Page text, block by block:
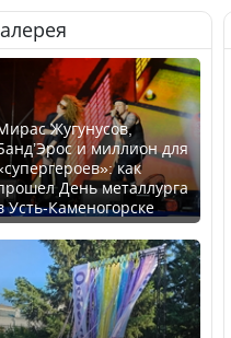
Орталық Азия
арасында әл-ауқат
көш бастады
возглавил
благополучия
стран Центральной
Жугунусов,
и миллион для
как
День металлурга
Усть-Каменогорске